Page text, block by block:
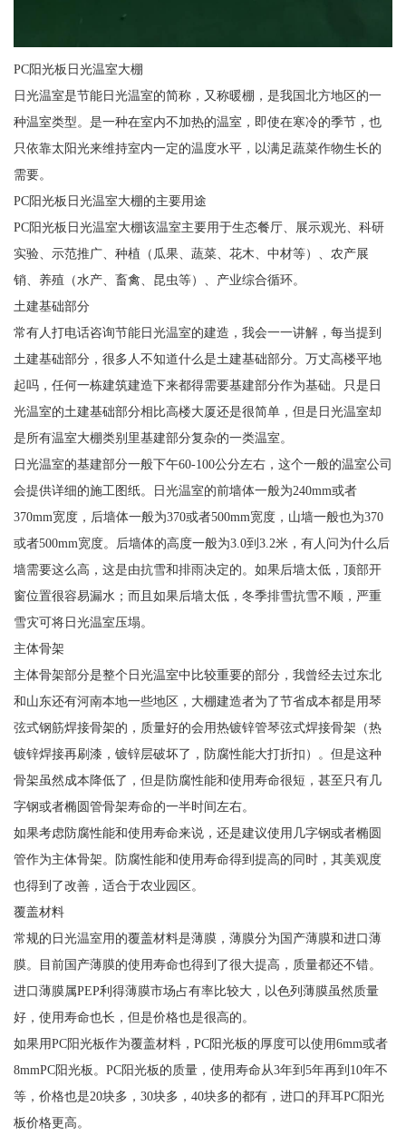
PC阳光板日光温室大棚
日光温室是节能日光温室的简称，又称暖棚，是我国北方地区的一
种温室类型。是一种在室内不加热的温室，即使在寒冷的季节，也
只依靠太阳光来维持室内一定的温度水平，以满足蔬菜作物生长的
需要。
PC阳光板日光温室大棚的主要用途
PC阳光板日光温室大棚该温室主要用于生态餐厅、展示观光、科研
实验、示范推广、种植（瓜果、蔬菜、花木、中材等）、农产展
销、养殖（水产、畜禽、昆虫等）、产业综合循环。
土建基础部分
常有人打电话咨询节能日光温室的建造，我会一一讲解，每当提到
土建基础部分，很多人不知道什么是土建基础部分。万丈高楼平地
起吗，任何一栋建筑建造下来都得需要基建部分作为基础。只是日
光温室的土建基础部分相比高楼大厦还是很简单，但是日光温室却
是所有温室大棚类别里基建部分复杂的一类温室。
日光温室的基建部分一般下午60-100公分左右，这个一般的温室公司
会提供详细的施工图纸。日光温室的前墙体一般为240mm或者
370mm宽度，后墙体一般为370或者500mm宽度，山墙一般也为370
或者500mm宽度。后墙体的高度一般为3.0到3.2米，有人问为什么后
墙需要这么高，这是由抗雪和排雨决定的。如果后墙太低，顶部开
窗位置很容易漏水；而且如果后墙太低，冬季排雪抗雪不顺，严重
雪灾可将日光温室压塌。
主体骨架
主体骨架部分是整个日光温室中比较重要的部分，我曾经去过东北
和山东还有河南本地一些地区，大棚建造者为了节省成本都是用琴
弦式钢筋焊接骨架的，质量好的会用热镀锌管琴弦式焊接骨架（热
镀锌焊接再刷漆，镀锌层破坏了，防腐性能大打折扣）。但是这种
骨架虽然成本降低了，但是防腐性能和使用寿命很短，甚至只有几
字钢或者椭圆管骨架寿命的一半时间左右。
如果考虑防腐性能和使用寿命来说，还是建议使用几字钢或者椭圆
管作为主体骨架。防腐性能和使用寿命得到提高的同时，其美观度
也得到了改善，适合于农业园区。
覆盖材料
常规的日光温室用的覆盖材料是薄膜，薄膜分为国产薄膜和进口薄
膜。目前国产薄膜的使用寿命也得到了很大提高，质量都还不错。
进口薄膜属PEP利得薄膜市场占有率比较大，以色列薄膜虽然质量
好，使用寿命也长，但是价格也是很高的。
如果用PC阳光板作为覆盖材料，PC阳光板的厚度可以使用6mm或者
8mmPC阳光板。PC阳光板的质量，使用寿命从3年到5年再到10年不
等，价格也是20块多，30块多，40块多的都有，进口的拜耳PC阳光
板价格更高。